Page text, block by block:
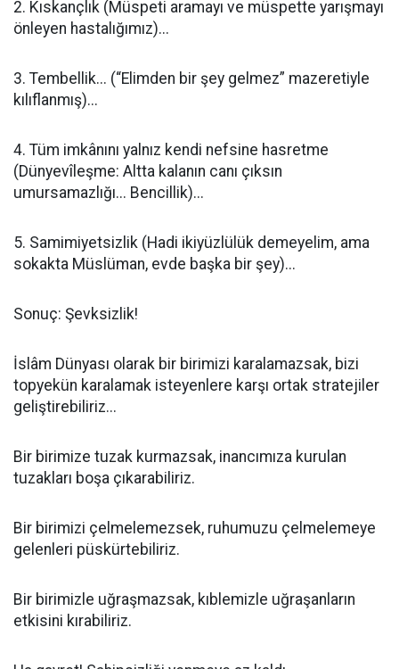
2. Kıskançlık (Müspeti aramayı ve müspette yarışmayı
önleyen hastalığımız)...
3. Tembellik... (“Elimden bir şey gelmez” mazeretiyle
kılıflanmış)...
4. Tüm imkânını yalnız kendi nefsine hasretme
(Dünyevîleşme: Altta kalanın canı çıksın
umursamazlığı... Bencillik)...
5. Samimiyetsizlik (Hadi ikiyüzlülük demeyelim, ama
sokakta Müslüman, evde başka bir şey)...
Sonuç: Şevksizlik!
İslâm Dünyası olarak bir birimizi karalamazsak, bizi
topyekün karalamak isteyenlere karşı ortak stratejiler
geliştirebiliriz...
Bir birimize tuzak kurmazsak, inancımıza kurulan
tuzakları boşa çıkarabiliriz.
Bir birimizi çelmelemezsek, ruhumuzu çelmelemeye
gelenleri püskürtebiliriz.
Bir birimizle uğraşmazsak, kıblemizle uğraşanların
etkisini kırabiliriz.